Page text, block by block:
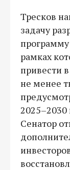
Тресков
задачу
рамках
привести
не менее
2025–2030
Сенатор